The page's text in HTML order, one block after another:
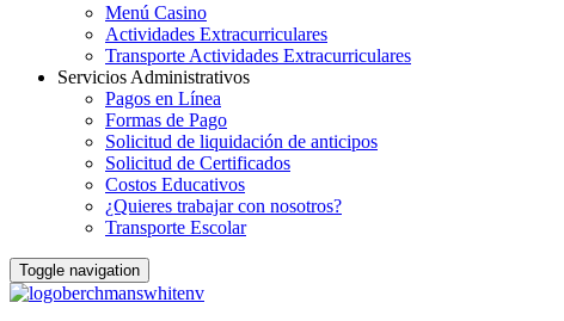
Menú Casino
Actividades Extracurriculares
Transporte Actividades Extracurriculares
Servicios Administrativos
Pagos en Línea
Formas de Pago
Solicitud de liquidación de anticipos
Solicitud de Certificados
Costos Educativos
¿Quieres trabajar con nosotros?
Transporte Escolar
Toggle navigation